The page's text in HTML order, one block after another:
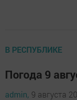
В РЕСПУБЛИКЕ
Погода 9
admin, 9 августа